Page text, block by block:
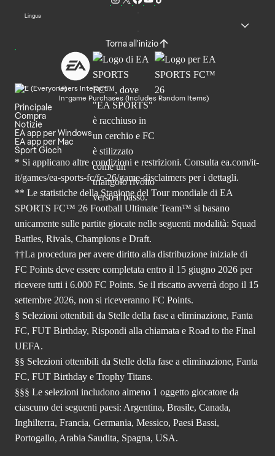
Lingua
Torna all'inizio
Users Interact
In-game Purchases (Includes Random Items)
Principale
Compra
Notizie
EA app per Windows
EA app per Mac
Sport Gioch
* Si applicano altre condizioni e restrizioni. Consulta ea.com/it-
it/games/ea-sports-fc/fc-26/game-disclaimers per i dettagli.
** Le statistiche della Stagione del Tour mondiale di EA
SPORTS FC™ 26 Football Ultimate Team™ si basano
unicamente sulle partite giocate nelle seguenti modalità: Squad
Battles, Rivals, Champions e Draft.
††La procedura per avere diritto alla distribuzione iniziale di
FC Points deve essere completata entro il 15 giugno 2026 per
ricevere tutti i 6.000 FC Points. Se il riscatto avverrà dopo il 15
settembre 2026, non si riceveranno FC Points.
§ Selezioni ottenibili da Stelle della fase a eliminazione, Fanta
FC, FUT Birthday, Rispondi alla chiamata e Road to the Final
UEFA.
§§ Selezioni ottenibili da Stelle della fase a eliminazione, Fanta
FC, FUT Birthday e Trophy Titans.
§§§ Le selezioni includono almeno 1 oggetto giocatore da
ciascuno dei seguenti paesi: Argentina, Brasile, Canada,
Inghilterra, Francia, Germania, Messico, Paesi Bassi,
Portogallo, Arabia Saudita, Spagna, USA.